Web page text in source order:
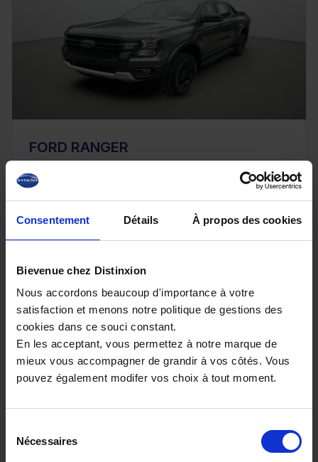
Consentement Détails À propos des cookies
Bievenue chez Distinxion
Nous accordons beaucoup d'importance à votre
satisfaction et menons notre politique de gestions des
cookies dans ce souci constant.
En les acceptant, vous permettez à notre marque de
mieux vous accompagner de grandir à vos côtés. Vous
pouvez également modifer vos choix à tout moment.
Nécessaires
FORD RANGER
20 km - 2025 - Diesel - Boîte auto
56 080€